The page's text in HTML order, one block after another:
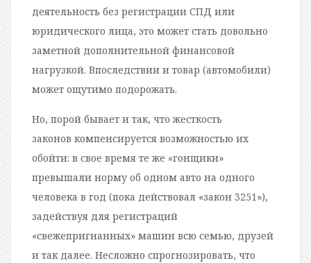
деятельность без регистрации СПД или
юридического лица, это может стать довольно
заметной дополнительной финансовой
нагрузкой. Впоследствии и товар (автомобили)
может ощутимо подорожать.
Но, порой бывает и так, что жесткость
законов компенсируется возможностью их
обойти: в свое время те же «гонщики»
превышали норму об одном авто на одного
человека в год (пока действовал «закон 3251»),
задействуя для регистраций
«свежепригнанных» машин всю семью, друзей
и так далее. Несложно спрогнозировать, что